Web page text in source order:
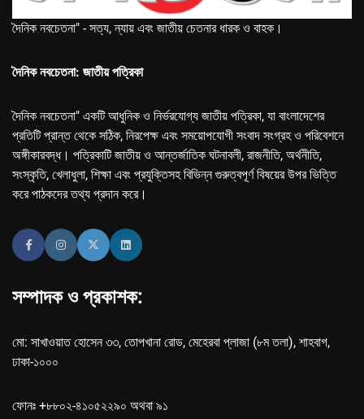
দৈনিক নবচেতনা" - সত্য, ন্যায় এবং জাতীয় চেতনার ধারক ও বাহক।
দৈনিক নবচেতনা: জাতীয় পত্রিকা
দৈনিক নবচেতনা" একটি আধুনিক ও নির্ভরযোগ্য জাতীয় পত্রিকা, যা বাংলাদেশের
প্রতিটি প্রান্ত থেকে সঠিক, নিরপেক্ষ এবং সময়োপযোগী সংবাদ সংগ্রহ ও পরিবেশনে
অঙ্গীকারবদ্ধ। পত্রিকাটি জাতীয় ও আন্তর্জাতিক ঘটনাবলী, রাজনীতি, অর্থনীতি,
সংস্কৃতি, খেলাধুলা, শিক্ষা এবং প্রযুক্তিসহ বিভিন্ন গুরুত্বপূর্ণ বিষয়ের উপর ভিত্তি
করে পাঠকদের তথ্য প্রদান করে।
সম্পাদক ও প্রকাশক:
মো: সাখাওয়াত হোসেন ৩৩, তোপখানা রোড, মেহেরবা প্লাজা (৮ম তলা), শাহবাগ,
ঢাকা-১০০০
ফোনঃ +৮৮০২-৪১০৫২২৯০ অথবা ৯১